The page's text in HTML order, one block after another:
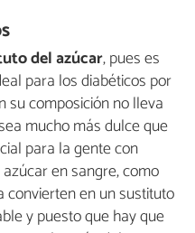
del azúcar, pues es
para los diabéticos por
su composición no lleva
mucho más dulce que
para la gente con
en sangre, como
convierten en un sustituto
y puesto que hay que